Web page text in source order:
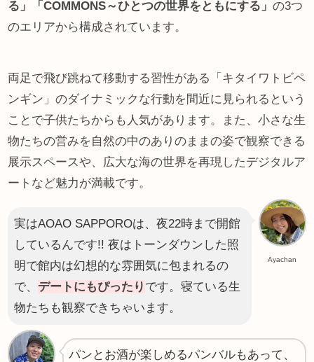
る」「COMMONS～ひとつの世界をともにする」の3つ
のエリアから構成されています。
両足で飛び跳ねて移動する習性がある「キタイワトビペ
ンギン」のダイナミックな行動を間近に見られるという
ことで子供たちからも人気があります。また、小さな生
物たちの営みを自然の中のありのままの姿で観察できる
展示スペースや、広大な海の世界を再現したデジタルア
ートなど魅力が満載です。
Ayachan
実はAOAO SAPPOROは、夜22時まで開館
しているんです!! 夜はトーンダウンした照
明で館内は幻想的な雰囲気に包まれるの
で、 デートにもぴったり です。寝ている生
物たちも観察できちゃいます。
パンとお酒が楽しめるパンバルもあって、